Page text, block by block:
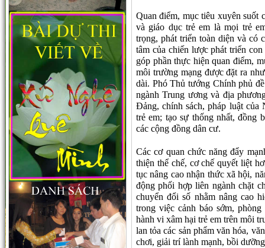
Quan điểm, mục tiêu xuyên suốt
và giáo dục trẻ em là mọi trẻ
trọng, phát triển toàn diện và có
tâm của chiến lược phát triển
góp phần thực hiện quan điểm,
môi trường mạng được đặt ra
dài. Phó Thủ tướng Chính phủ
ngành Trung ương và địa
Đảng, chính sách, pháp luật của
trẻ em; tạo sự thống nhất, đồng
các cộng đồng dân cư.
Các cơ quan chức năng đẩy
thiện thể chế, cơ chế quyết liệt
tục nâng cao nhận thức xã hội,
động phối hợp liên ngành chặt
chuyển đổi số nhằm nâng cao
trong việc cảnh báo sớm,
hành vi xâm hại trẻ em trên môi
lan tỏa các sản phẩm văn hóa,
chơi, giải trí lành mạnh, bồi